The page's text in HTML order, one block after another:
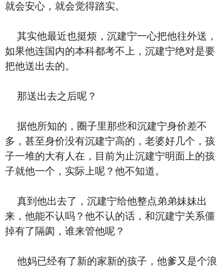
就会安心，就会觉得踏实。
其实他最近也挺烦，沉建宁一心把他往外送，
如果他连国内的本科都考不上，沉建宁绝对是要
把他送出去的。
那送出去之后呢？
据他所知的，圈子里那些和沉建宁身价差不
多，甚至身价没有沉建宁高的，老婆好几个，孩
子一堆的大有人在，目前为止沉建宁明面上的孩
子就他一个，实际上呢？他不知道。
真到他出去了，沉建宁给他整点弟弟妹妹出
来，他能不认吗？他不认的话，和沉建宁关系僵
掉有了隔阂，谁来管他呢？
他妈已经有了新的家新的孩子，他爹又是个浪